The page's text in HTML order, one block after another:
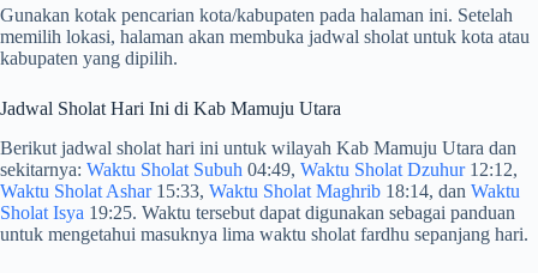
Gunakan kotak pencarian kota/kabupaten pada halaman ini. Setelah
memilih lokasi, halaman akan membuka jadwal sholat untuk kota atau
kabupaten yang dipilih.
Jadwal Sholat Hari Ini di Kab Mamuju Utara
Berikut jadwal sholat hari ini untuk wilayah Kab Mamuju Utara dan
sekitarnya: Waktu Sholat Subuh 04:49, Waktu Sholat Dzuhur12:12,
Waktu Sholat Ashar15:33, Waktu Sholat Maghrib 18:14, dan Waktu
Sholat Isya 19:25. Waktu tersebut dapat digunakan sebagai panduan
untuk mengetahui masuknya lima waktu sholat fardhu sepanjang hari.